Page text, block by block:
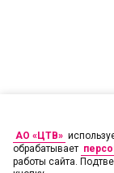
АО «ЦТВ»
обрабатывает
работы сайта.